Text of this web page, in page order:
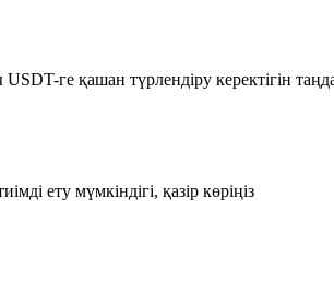
ге қашан түрлендіру керектігін
ету мүмкіндігі, қазір көріңіз